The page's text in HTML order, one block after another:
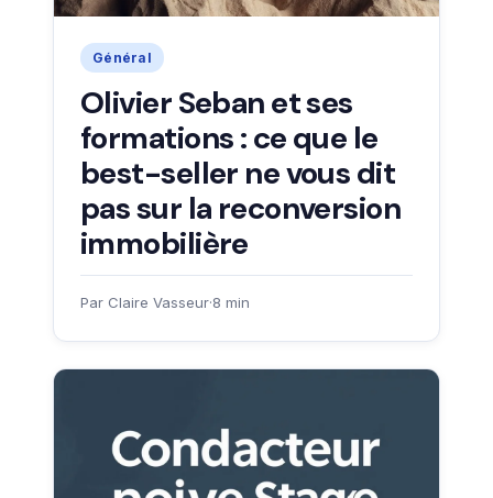
Général
Olivier Seban et ses
formations : ce que le
best-seller ne vous dit
pas sur la reconversion
immobilière
Par Claire Vasseur·8 min